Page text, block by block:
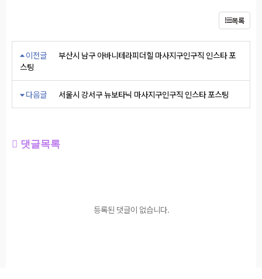
목록
이전글
부산시 남구 아바니테라피더힐 마사지구인구직 인스타 포
스팅
다음글 서울시 강서구 뉴보타닉 마사지구인구직 인스타 포스팅
댓글목록
등록된 댓글이 없습니다.